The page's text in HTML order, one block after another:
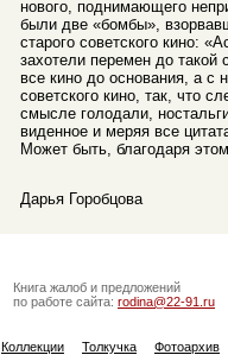
нового, поднимающего
были две «бомбы»,
старого советского кино:
захотели перемен до такой
все кино до основания, а с
советского кино, так, что
смысле голодали,
виденное и меряя все
Может быть, благодаря
Дарья Горобцова
Книга жалоб и предложений
по работе сайта: rodina@22-91.ru
Коллекции Толкучка Фотоархив